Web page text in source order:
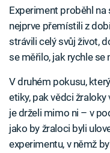
Experiment proběhl
nejprve přemístili z
strávili celý svůj život,
se měřilo, jak rychle
V druhém pokusu,
etiky, pak vědci
je drželi mimo ni – v
jako by žraloci byli
experimentu, v němž